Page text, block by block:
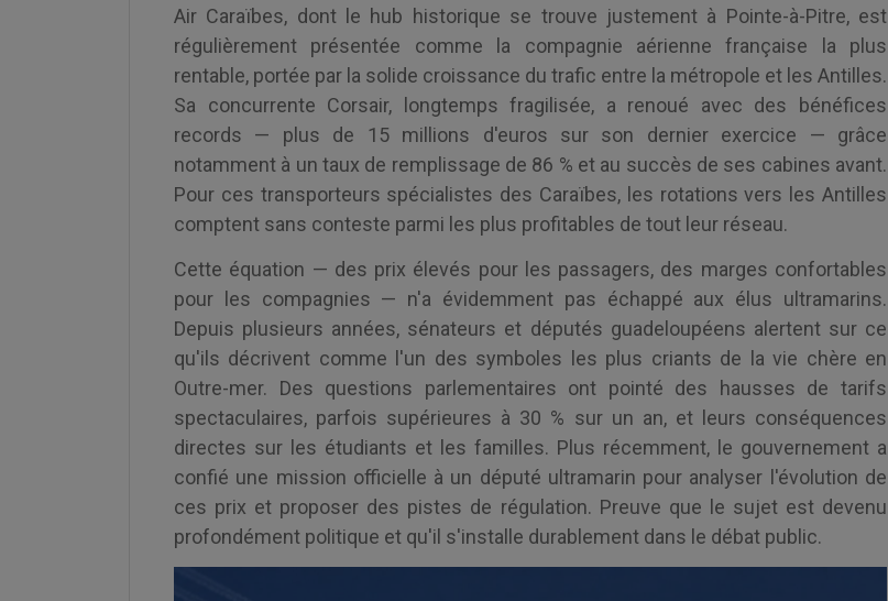
Air Caraïbes, dont le hub historique se trouve justement à Pointe-à-Pitre, est
régulièrement présentée comme la compagnie aérienne française la plus
rentable, portée par la solide croissance du trafic entre la métropole et les Antilles.
Sa concurrente Corsair, longtemps fragilisée, a renoué avec des bénéfices
records — plus de 15 millions d'euros sur son dernier exercice — grâce
notamment à un taux de remplissage de 86 % et au succès de ses cabines avant.
Pour ces transporteurs spécialistes des Caraïbes, les rotations vers les Antilles
comptent sans conteste parmi les plus profitables de tout leur réseau.
Cette équation — des prix élevés pour les passagers, des marges confortables
pour les compagnies — n'a évidemment pas échappé aux élus ultramarins.
Depuis plusieurs années, sénateurs et députés guadeloupéens alertent sur ce
qu'ils décrivent comme l'un des symboles les plus criants de la vie chère en
Outre-mer. Des questions parlementaires ont pointé des hausses de tarifs
spectaculaires, parfois supérieures à 30 % sur un an, et leurs conséquences
directes sur les étudiants et les familles. Plus récemment, le gouvernement a
confié une mission officielle à un député ultramarin pour analyser l'évolution de
ces prix et proposer des pistes de régulation. Preuve que le sujet est devenu
profondément politique et qu'il s'installe durablement dans le débat public.